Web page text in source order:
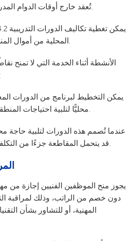
تُعقد خارج أوقات الدوام المدرسي.
4.1.4.2
المحلية من أموال المنطقة.
الكلية أو الجامعة:
محليًّا لتلبية احتياجات المنطقة التعليمية.
قد يتحمل المقاطعة جزءًا من التكلفة أو كاملها.
5.0
دون خصم من الراتب، وذلك لمراقبة
المهنية، أو للتشاور بشأن